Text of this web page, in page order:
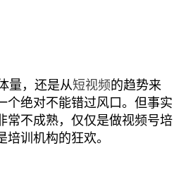
量，还是从短视频的趋势来
个绝对不能错过风口。但事实
常不成熟，仅仅是做视频号培
训机构的狂欢。